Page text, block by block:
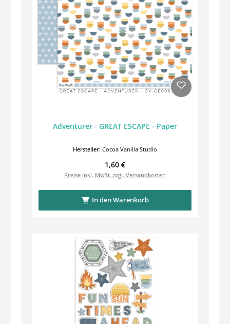
Adventurer - GREAT ESCAPE - Paper
Hersteller: Cocoa Vanilla Studio
Regulärer Preis:
1,60 €
Preise inkl. MwSt. zzgl. Versandkosten
In den Warenkorb